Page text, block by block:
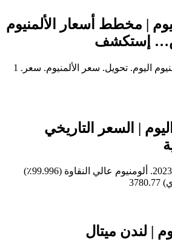
| مخطط أسعار الألمنيوم
إستكشف
تحويل الوحدات بسعر المنيوم اليوم. تحويل. سعر الألمنيوم. سعر. 1
| السعر التاريخي
3،709.7. -14.21. 19 مايو 2023. ألومنيوم عالي النقاوة (99.996٪)
| لندن ميتال